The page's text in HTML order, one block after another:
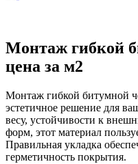
Монтаж гибкой
цена за м2
Монтаж гибкой битумной
эстетичное решение для
весу, устойчивости к
форм, этот материал
Правильная укладка
герметичность покрытия.